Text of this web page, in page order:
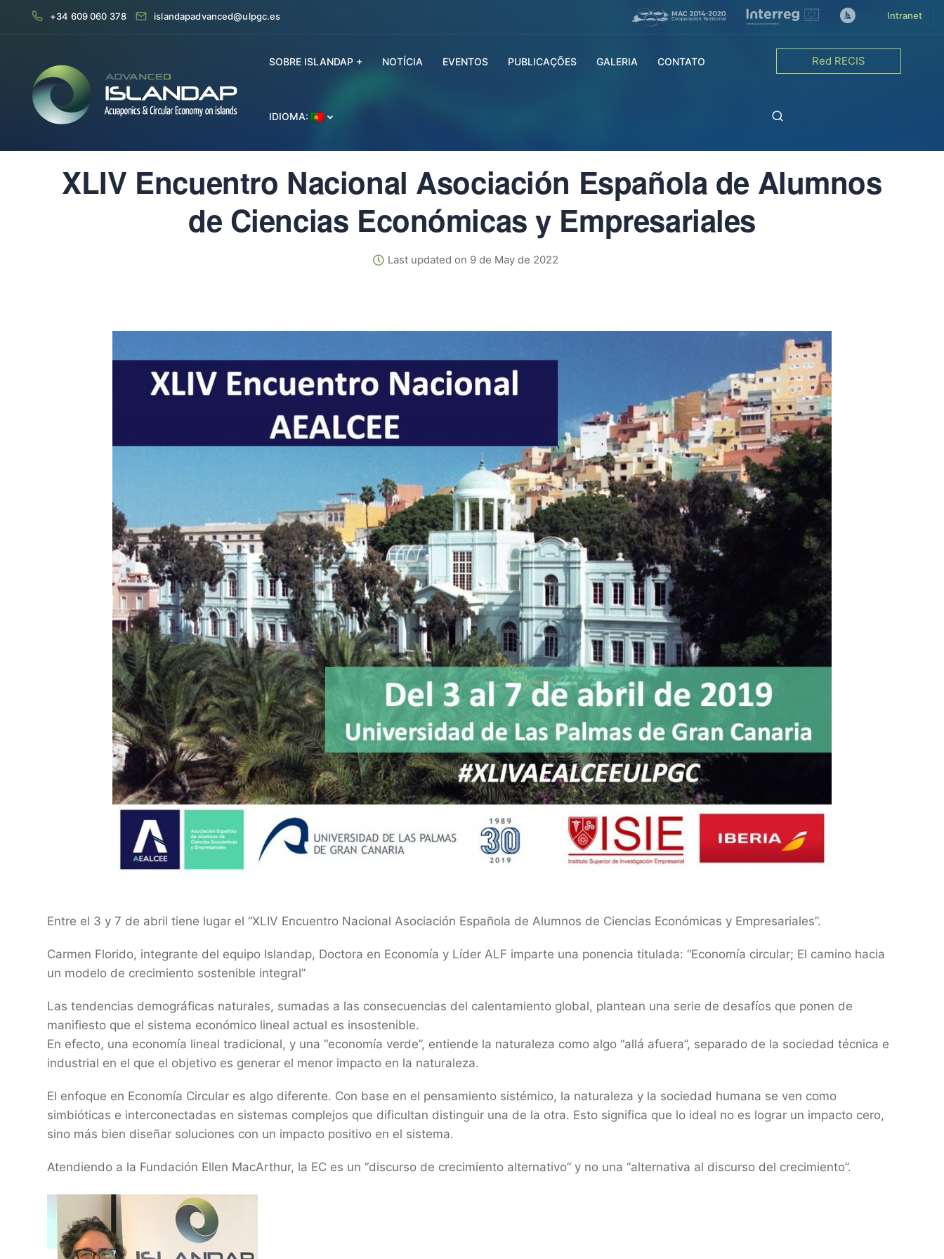
+34 609 060 378 islandapadvanced@ulpgc.es Intranet
SOBRE ISLANDAP + NOTÍCIA EVENTOS PUBLICAÇÕES GALERIA CONTATO
IDIOMA:
Red RECIS
XLIV Encuentro Nacional Asociación Española de Alumnos
de Ciencias Económicas y Empresariales
Last updated on 9 de May de 2022
Entre el 3 y 7 de abril tiene lugar el “XLIV Encuentro Nacional Asociación Española de Alumnos de Ciencias Económicas y Empresariales”.
Carmen Florido, integrante del equipo Islandap, Doctora en Economía y Líder ALF imparte una ponencia titulada: “Economía circular; El camino hacia
un modelo de crecimiento sostenible integral”
Las tendencias demográficas naturales, sumadas a las consecuencias del calentamiento global, plantean una serie de desafíos que ponen de
manifiesto que el sistema económico lineal actual es insostenible.
En efecto, una economía lineal tradicional, y una “economía verde”, entiende la naturaleza como algo “allá afuera”, separado de la sociedad técnica e
industrial en el que el objetivo es generar el menor impacto en la naturaleza.
El enfoque en Economía Circular es algo diferente. Con base en el pensamiento sistémico, la naturaleza y la sociedad humana se ven como
simbióticas e interconectadas en sistemas complejos que dificultan distinguir una de la otra. Esto significa que lo ideal no es lograr un impacto cero,
sino más bien diseñar soluciones con un impacto positivo en el sistema.
Atendiendo a la Fundación Ellen MacArthur, la EC es un “discurso de crecimiento alternativo” y no una “alternativa al discurso del crecimiento”.